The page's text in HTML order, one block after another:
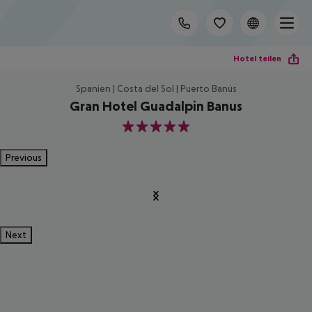
Hotel teilen
Spanien | Costa del Sol | Puerto Banús
Gran Hotel Guadalpin Banus
5
Previous
Next